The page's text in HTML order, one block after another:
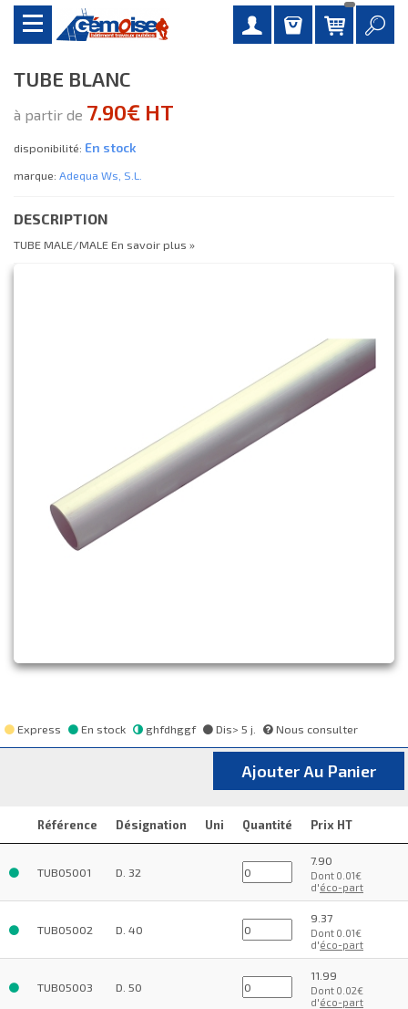
TUBE BLANC
à partir de 7.90€ HT
disponibilité: En stock
marque: Adequa Ws, S.l.
DESCRIPTION
TUBE MALE/MALEEn savoir plus »
Express En stock ghfdhggf Dis> 5 j. Nous consulter
Ajouter Au Panier
Référence Désignation Uni Quantité Prix HT
TUB05001 D. 32
7.90
Dont 0.01€
d'éco-part
TUB05002 D. 40
9.37
Dont 0.01€
d'éco-part
TUB05003 D. 50
11.99
Dont 0.02€
d'éco-part